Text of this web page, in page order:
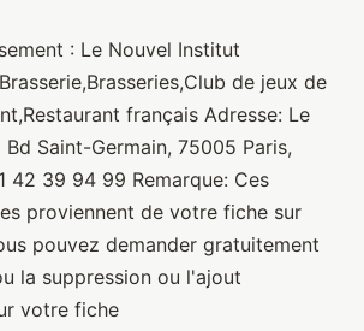
Institut
2022•1 min de lecture
: Le Nouvel Institut
de jeux de
français Adresse: Le
Saint-Germain, 75005 Paris,
42 39 94 99 Remarque: Ces
proviennent de votre fiche sur
pouvez demander gratuitement
la suppression ou l'ajout
votre fiche